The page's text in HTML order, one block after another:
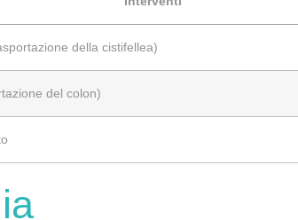
della cistifellea)
del colon)